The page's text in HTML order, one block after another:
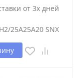
от 3х дней
25A25A20 SNX